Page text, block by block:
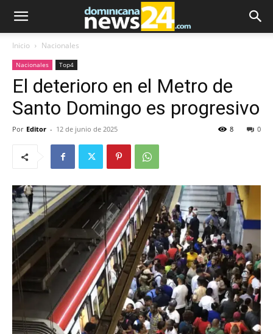
Inicio Nacionales
Nacionales Top4
El deterioro en el Metro de
Santo Domingo es progresivo
Por Editor - 12 de junio de 2025 0
8